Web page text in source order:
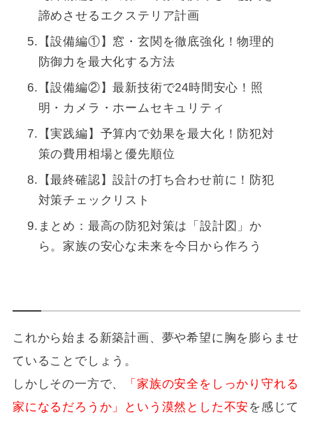
諦めさせるエクステリア計画
【設備編①】窓・玄関を徹底強化！物理的
防御力を最大化する方法
【設備編②】最新技術で24時間安心！照
明・カメラ・ホームセキュリティ
【実践編】予算内で効果を最大化！防犯対
策の費用相場と優先順位
【最終確認】設計の打ち合わせ前に！防犯
対策チェックリスト
まとめ：最高の防犯対策は「設計図」か
ら。家族の安心な未来を今日から作ろう
これから始まる新築計画、夢や希望に胸を膨らませ
ていることでしょう。
しかしその一方で、
「家族の安全をしっかり守れる
家になるだろうか」という漠然とした不安を感じて